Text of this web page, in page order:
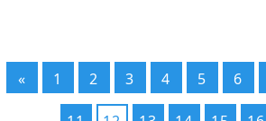
« 1 2 3 4 5 6